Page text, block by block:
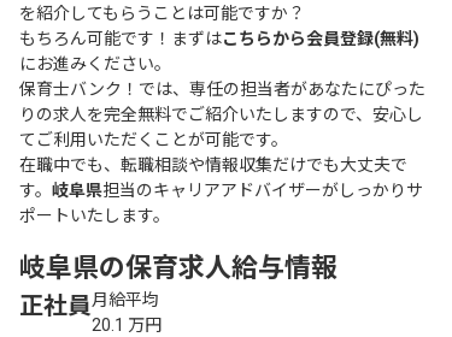
を紹介してもらうことは可能ですか？
もちろん可能です！まずはこちらから会員登録(無料)
にお進みください。
保育士バンク！では、専任の担当者があなたにぴった
りの求人を完全無料でご紹介いたしますので、安心し
てご利用いただくことが可能です。
在職中でも、転職相談や情報収集だけでも大丈夫で
す。 岐阜県担当のキャリアアドバイザーがしっかりサ
ポートいたします。
岐阜県の保育求人給与情報
正社員月給平均
20.1 万円